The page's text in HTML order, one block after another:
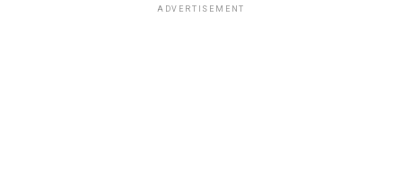
ADVERTISEMENT